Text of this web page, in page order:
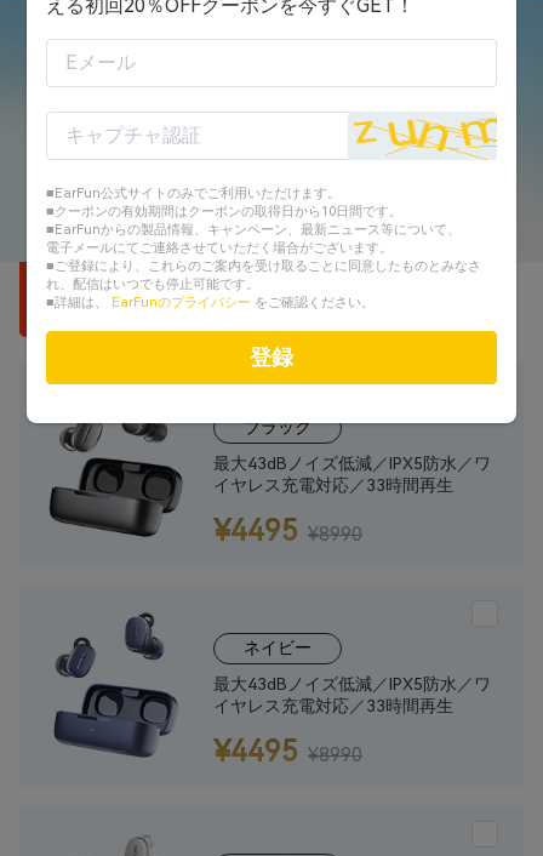
EarFun Free Pro 3
ANC搭載ワイヤレスイヤホン
ブラック
最大43dBノイズ低減／IPX5防水／ワ
イヤレス充電対応／33時間再生
¥4495 ¥8990
ネイビー
最大43dBノイズ低減／IPX5防水／ワ
イヤレス充電対応／33時間再生
¥4495 ¥8990
える初回20％OFFクーポンを今すぐGET！
■EarFun公式サイトのみでご利用いただけます。
■クーポンの有効期間はクーポンの取得日から10日間です。
■EarFunからの製品情報、キャンペーン、最新ニュース等について、
電子メールにてご連絡させていただく場合がございます。
■ご登録により、これらのご案内を受け取ることに同意したものとみなさ
れ、配信はいつでも停止可能です。
■詳細は、
EarFunのプライバシー をご確認ください。
登録